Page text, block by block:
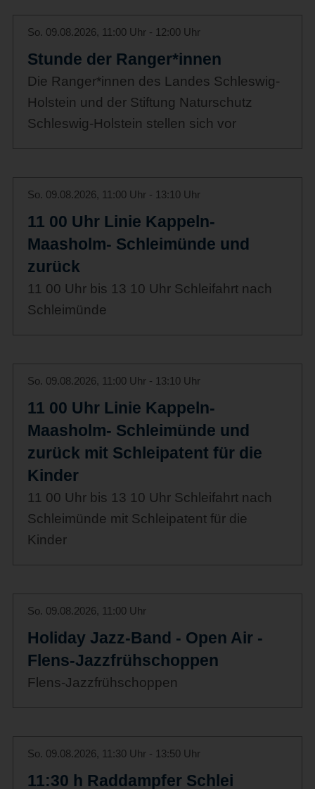
So. 09.08.2026, 11:00 Uhr - 12:00 Uhr
Stunde der Ranger*innen
Die Ranger*innen des Landes Schleswig-
Holstein und der Stiftung Naturschutz
Schleswig-Holstein stellen sich vor
So. 09.08.2026, 11:00 Uhr - 13:10 Uhr
11 00 Uhr Linie Kappeln-
Maasholm- Schleimünde und
zurück
11 00 Uhr bis 13 10 Uhr Schleifahrt nach
Schleimünde
So. 09.08.2026, 11:00 Uhr - 13:10 Uhr
11 00 Uhr Linie Kappeln-
Maasholm- Schleimünde und
zurück mit Schleipatent für die
Kinder
11 00 Uhr bis 13 10 Uhr Schleifahrt nach
Schleimünde mit Schleipatent für die
Kinder
So. 09.08.2026, 11:00 Uhr
Holiday Jazz-Band - Open Air -
Flens-Jazzfrühschoppen
Flens-Jazzfrühschoppen
So. 09.08.2026, 11:30 Uhr - 13:50 Uhr
11:30 h Raddampfer Schlei